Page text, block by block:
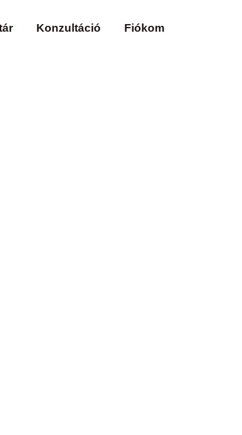
Konzultáció Fiókom